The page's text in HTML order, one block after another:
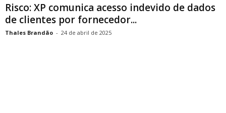
Risco: XP comunica acesso indevido de dados
de clientes por fornecedor...
Thales Brandão - 24 de abril de 2025